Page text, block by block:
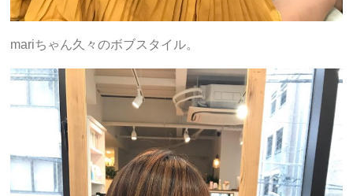
mariちゃん久々のボブスタイル。